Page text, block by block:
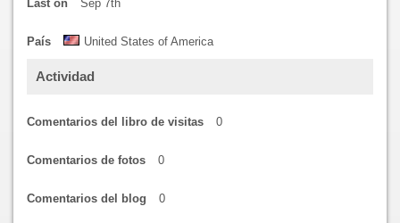
Last on Sep 7th
País United States of America
Actividad
Comentarios del libro de visitas 0
Comentarios de fotos 0
Comentarios del blog 0